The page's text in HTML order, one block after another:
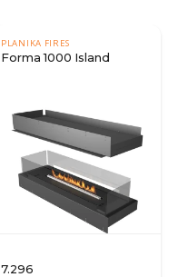
PLANIKA FIRES
Forma 1000 Island
7.296